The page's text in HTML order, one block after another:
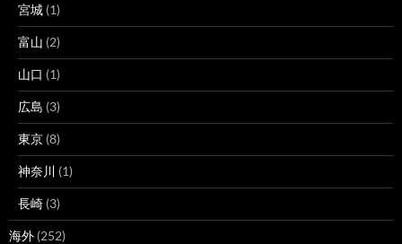
宮城 (1)
富山 (2)
山口 (1)
広島 (3)
東京 (8)
神奈川 (1)
長崎 (3)
海外 (252)